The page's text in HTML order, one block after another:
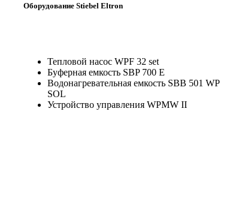
Оборудование Stiebel Eltron
Тепловой насос WPF 32 set
Буферная емкость SBP 700 E
Водонагревательная емкость SBB 501 WP
SOL
Устройство управления WPMW II